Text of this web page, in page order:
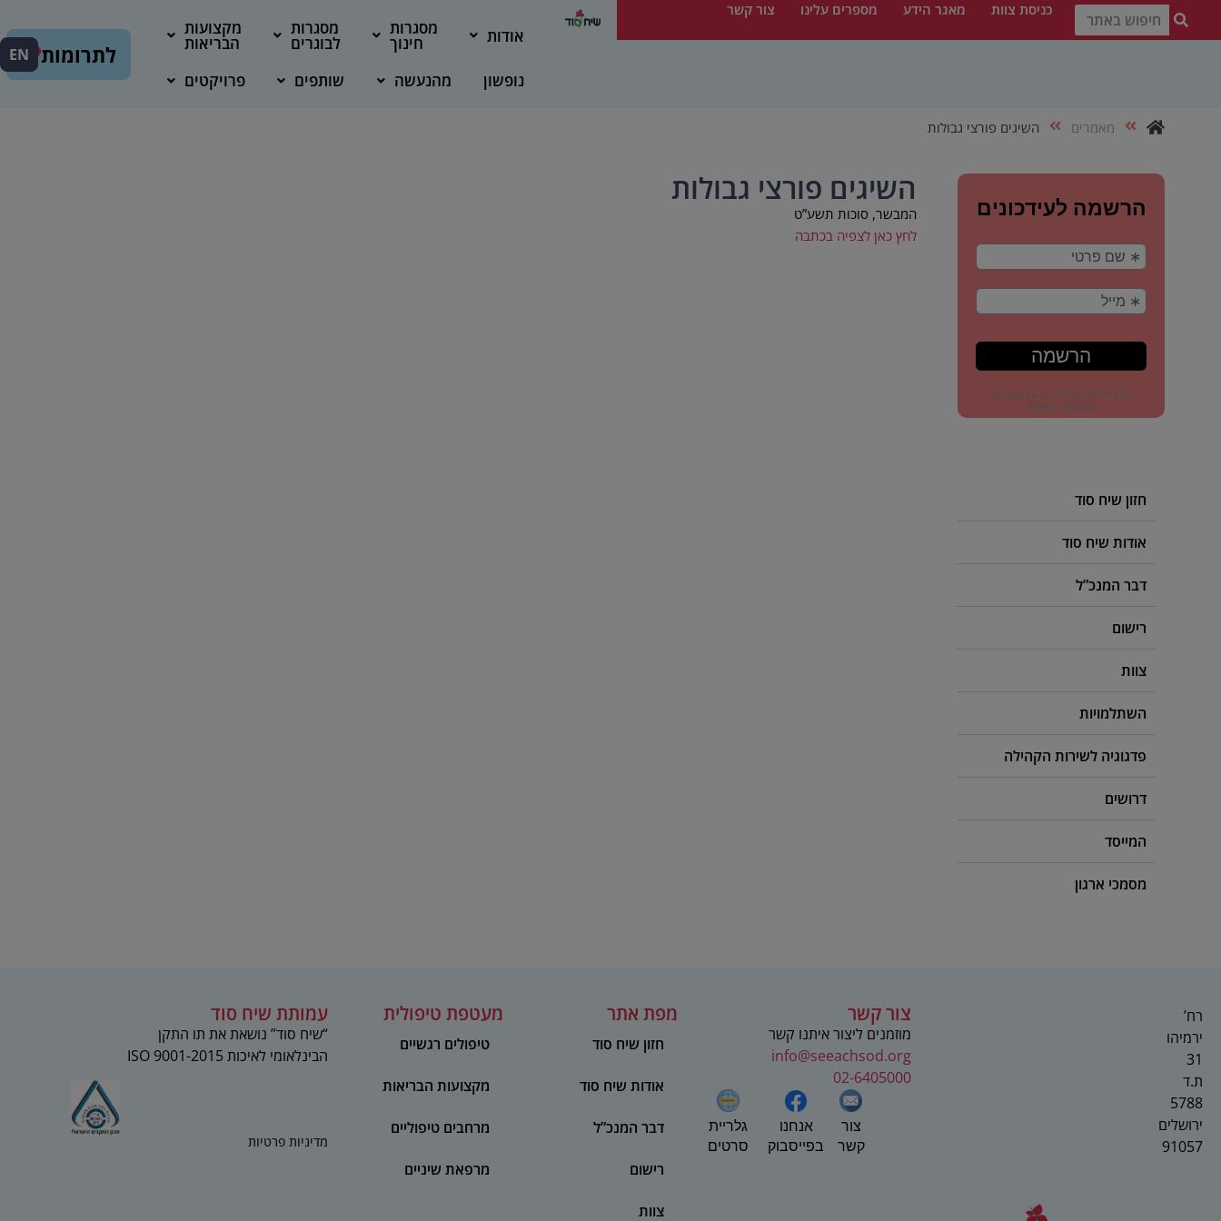
כניסת צוות מאגר הידע מספרים עלינו צור קשר
אודות מסגרות
חינוך
מסגרות
לבוגרים
מקצועות
הבריאות
נופשון
מהנעשה שותפים פרויקטים
לתרומות EN
מאמרים השיגים פורצי גבולות
חזון שיח סוד
אודות שיח סוד
דבר המנכ”ל
רישום
צוות
השתלמויות
פדגוגיה לשירות הקהילה
דרושים
המייסד
מסמכי ארגון
השיגים פורצי גבולות
המבשר, סוכות תשע”ט
לחץ כאן לצפיה בכתבה
רח’
ירמיהו
31
ת.ד
5788
ירושלים
91057
צור קשר
מוזמנים ליצור איתנו קשר
info@seeachsod.org
02-6405000
גלריית
סרטים
אנחנו
בפייסבוק
צור
קשר
מפת אתר
חזון שיח סוד
אודות שיח סוד
דבר המנכ”ל
רישום
צוות
מעטפת טיפולית
טיפולים רגשיים
מקצועות הבריאות
מרחבים טיפוליים
מרפאת שיניים
עמותת שיח סוד
“שיח סוד” נושאת את תו התקן
הבינלאומי לאיכות 2015-ISO 9001
מדיניות פרטיות